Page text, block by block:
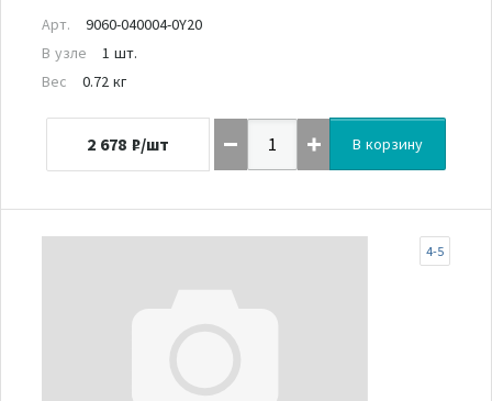
Арт.
9060-040004-0Y20
В узле
1 шт.
Вес
0.72 кг
2 678 ₽/шт В корзину
4-5